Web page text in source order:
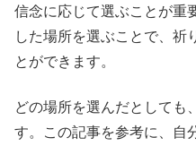
信念に応じて選ぶことが重
した場所を選ぶことで、祈
とができます。
どの場所を選んだとしても
す。この記事を参考に、自